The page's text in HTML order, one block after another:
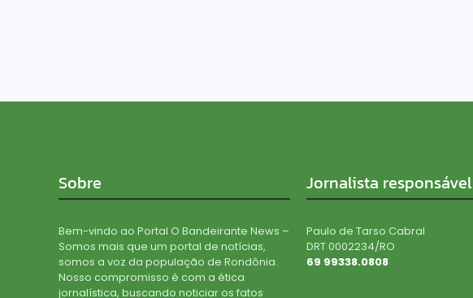
Sobre
Bem-vindo ao Portal O Bandeirante News –
Somos mais que um portal de notícias,
somos a voz da população de Rondônia.
Nosso compromisso é com a ética
jornalística, buscando noticiar os fatos
Jornalista responsável
Paulo de Tarso Cabral
DRT 0002234/RO
69 99338.0808